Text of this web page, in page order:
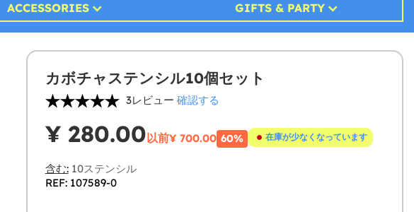
ACCESSORIES GIFTS & PARTY
カボチャステンシル10個セット
3レビュー 確認する
¥ 280.00以前¥ 700.00 60% 在庫が少なくなっています
含む:10ステンシル
REF: 107589-0